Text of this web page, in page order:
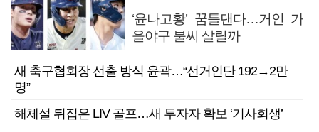
‘윤나고황’ 꿈틀댄다…거인 가
을야구 불씨 살릴까
새 축구협회장 선출 방식 윤곽…“선거인단 192→2만
명”
해체설 뒤집은 LIV 골프…새 투자자 확보 ‘기사회생’